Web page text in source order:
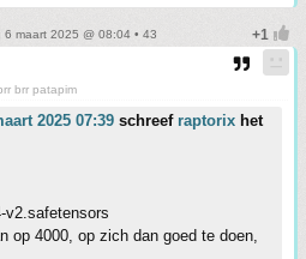
6 maart 2025 @ 08:04 • 43
brr brr patapim
2025 07:39 schreef raptorix het
v2.safetensors
op 4000, op zich dan goed te doen,